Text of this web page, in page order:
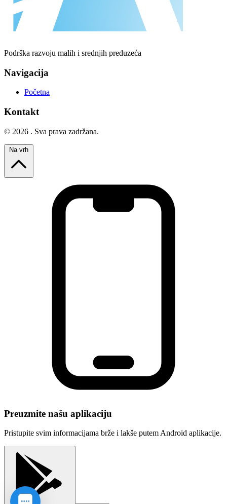
Podrška razvoju malih i srednjih preduzeća
Navigacija
Početna
Kontakt
© 2026 . Sva prava zadržana.
Preuzmite našu aplikaciju
Pristupite svim informacijama brže i lakše putem Android aplikacije.